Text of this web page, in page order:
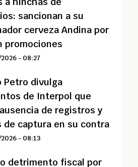
sancionan a su
cerveza Andina por
promociones
- 08:27
Petro divulga
de Interpol que
de registros y
de captura en su contra
- 08:13
detrimento fiscal por